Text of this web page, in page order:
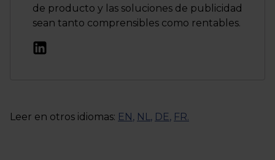
de producto y las soluciones de publicidad
sean tanto comprensibles como rentables.
Leer en otros idiomas: EN, NL , DE, FR.